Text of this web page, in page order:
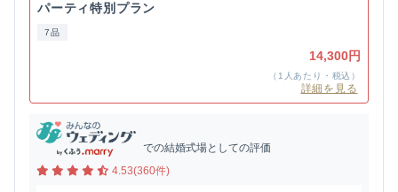
パーティ特別プラン
7品
14,300円
（1人あたり・税込）
詳細を見る
での結婚式場としての評価
4.53(360件)